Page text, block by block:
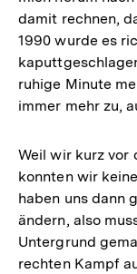
damit rechnen,
1990 wurde es
ruhige Minute
immer mehr zu,
Weil wir kurz vor
konnten wir
haben uns dann
ändern, also
Untergrund
rechten Kampf